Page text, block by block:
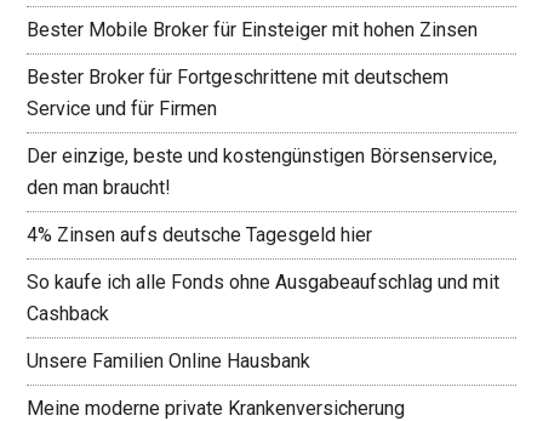
Bester Mobile Broker für Einsteiger mit hohen Zinsen
Bester Broker für Fortgeschrittene mit deutschem
Service und für Firmen
Der einzige, beste und kostengünstigen Börsenservice,
den man braucht!
4% Zinsen aufs deutsche Tagesgeld hier
So kaufe ich alle Fonds ohne Ausgabeaufschlag und mit
Cashback
Unsere Familien Online Hausbank
Meine moderne private Krankenversicherung